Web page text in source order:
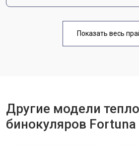
Показать весь
Другие модели
бинокуляров Fortuna